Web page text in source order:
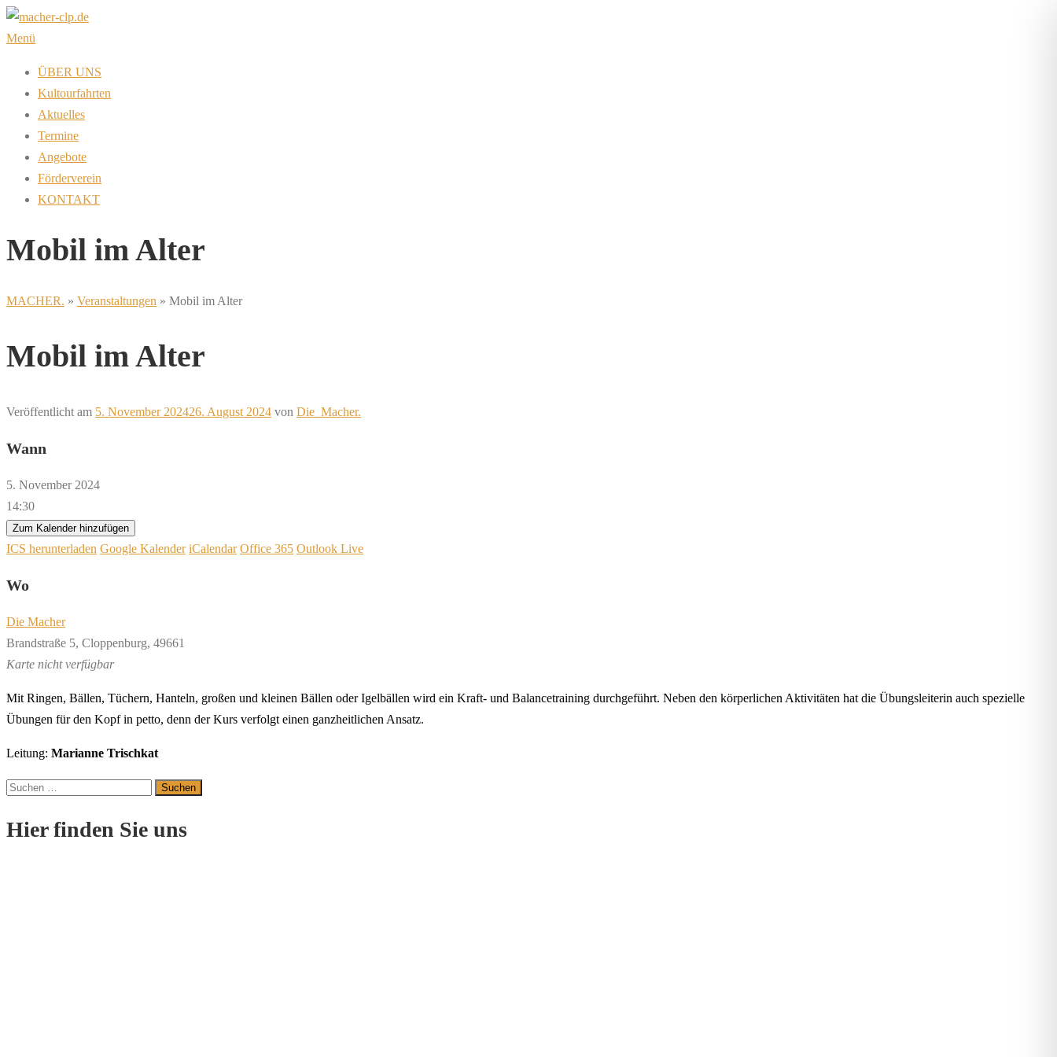
Zum
Inhalt
Menü
ÜBER UNS
Kultourfahrten
Aktuelles
Termine
Angebote
Förderverein
KONTAKT
Mobil im Alter
MACHER. » Veranstaltungen » Mobil im Alter
Mobil im Alter
Veröffentlicht am 5. November 202426. August 2024 von Die_Macher.
Wann
5. November 2024
14:30
Zum Kalender hinzufügen
ICS herunterladen Google Kalender iCalendar Office 365 Outlook Live
Wo
Die Macher
Brandstraße 5, Cloppenburg, 49661
Karte nicht verfügbar
Mit Ringen, Bällen, Tüchern, Hanteln, großen und kleinen Bällen oder Igelbällen wird ein Kraft- und Balancetraining durchgeführt. Neben den körperlichen Aktivitäten hat die Übungsleiterin auch spezielle
Übungen für den Kopf in petto, denn der Kurs verfolgt einen ganzheitlichen Ansatz.
Leitung: Marianne Trischkat
Suchen
Hier finden Sie uns